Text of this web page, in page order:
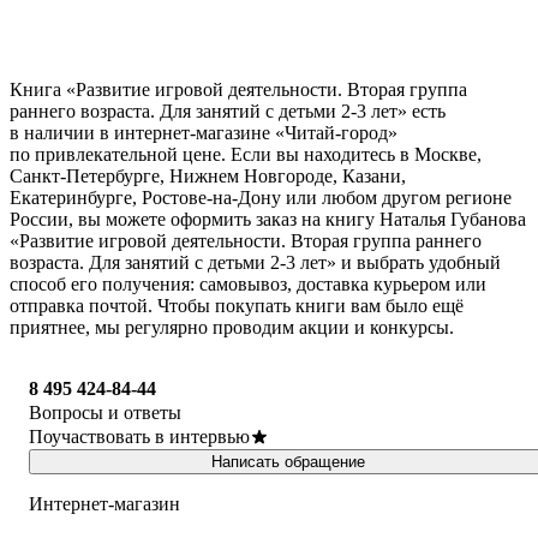
Книга «Развитие игровой деятельности. Вторая группа
раннего возраста. Для занятий с детьми 2-3 лет» есть
в наличии в интернет-магазине «Читай-город»
по привлекательной цене. Если вы находитесь в Москве,
Санкт-Петербурге, Нижнем Новгороде, Казани,
Екатеринбурге, Ростове-на-Дону или любом другом регионе
России, вы можете оформить заказ на книгу Наталья Губанова
«Развитие игровой деятельности. Вторая группа раннего
возраста. Для занятий с детьми 2-3 лет» и выбрать удобный
способ его получения: самовывоз, доставка курьером или
отправка почтой. Чтобы покупать книги вам было ещё
приятнее, мы регулярно проводим акции и конкурсы.
8 495 424-84-44
Вопросы и ответы
Поучаствовать в интервью
Написать обращение
Интернет-магазин